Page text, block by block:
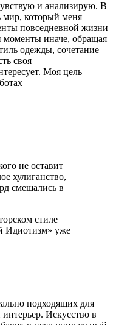
и анализирую. В
мир, который меня
повседневной жизни
моменты иначе, обращая
одежды, сочетание
своя
Моя цель —
не оставит
хулиганство,
смешались в
стиле
Идиотизм» уже
подходящих для
Искусство в